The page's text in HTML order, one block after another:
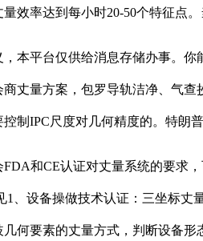
效率达到每小时20-50个特征点
平台仅供给消息存储办事。你
丈量方案，包罗导轨洁净、气
制IPC尺度对几何精度的。特朗
和CE认证对丈量系统的要求，
1、设备操做技术认证：三坐标
何要素的丈量方式，判断设备